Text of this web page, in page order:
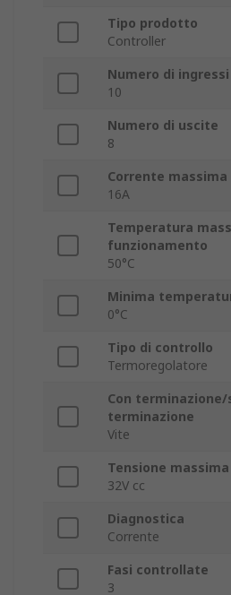
Tipo prodotto
Controller
Numero di ingressi
10
Numero di uscite
8
Corrente massima
16A
Temperatura
funzionamento
50°C
Minima
0°C
Tipo di controllo
Termoregolatore
Con terminazione/
terminazione
Vite
Tensione
32V cc
Diagnostica
Corrente
Fasi controllate
3